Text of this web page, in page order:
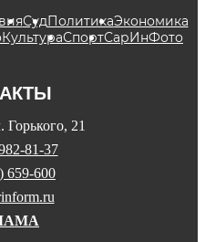
СудПолитикаЭкономика
КультураСпортСарИнФото
Горького, 21
81-37
659-600